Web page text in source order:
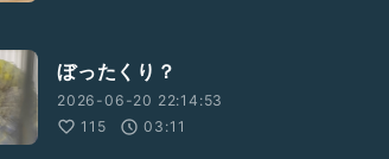
ぼったくり？
2026-06-20 22:14:53
115
03:11